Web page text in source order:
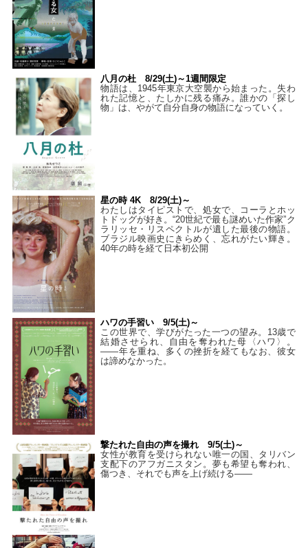
八月の杜 8/29(土)～1週間限定
物語は、1945年東京大空襲から始まった。失わ
れた記憶と、たしかに残る痛み。誰かの「探し
物」は、やがて自分自身の物語になっていく。
星の時 4K 8/29(土)～
わたしはタイピストで、処⼥で、コーラとホッ
トドッグが好き。“20世紀で最も謎めいた作家”ク
ラリッセ・リスペクトルが遺した最後の物語。
ブラジル映画史にきらめく、忘れがたい輝き。
40年の時を経て⽇本初公開
ハワの手習い 9/5(土)～
この世界で、学びがたった一つの望み。13歳で
結婚させられ、自由を奪われた母〈ハワ〉。
——年を重ね、多くの挫折を経てもなお、彼女
は諦めなかった。
撃たれた自由の声を撮れ 9/5(土)～
女性が教育を受けられない唯一の国、タリバン
支配下のアフガニスタン。夢も希望も奪われ、
傷つき、それでも声を上げ続ける——